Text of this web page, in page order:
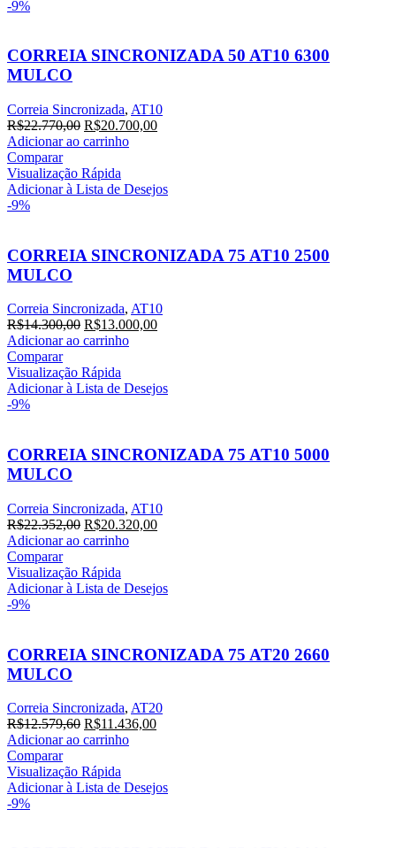
-9%
CORREIA SINCRONIZADA 50 AT10 6300
MULCO
Correia Sincronizada, AT10
R$22.770,00 R$20.700,00
Adicionar ao carrinho
Comparar
Visualização Rápida
Adicionar à Lista de Desejos
-9%
CORREIA SINCRONIZADA 75 AT10 2500
MULCO
Correia Sincronizada, AT10
R$14.300,00 R$13.000,00
Adicionar ao carrinho
Comparar
Visualização Rápida
Adicionar à Lista de Desejos
-9%
CORREIA SINCRONIZADA 75 AT10 5000
MULCO
Correia Sincronizada, AT10
R$22.352,00 R$20.320,00
Adicionar ao carrinho
Comparar
Visualização Rápida
Adicionar à Lista de Desejos
-9%
CORREIA SINCRONIZADA 75 AT20 2660
MULCO
Correia Sincronizada, AT20
R$12.579,60 R$11.436,00
Adicionar ao carrinho
Comparar
Visualização Rápida
Adicionar à Lista de Desejos
-9%